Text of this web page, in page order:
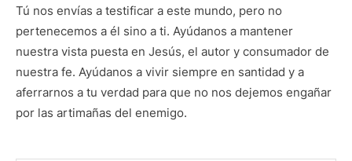
Tú nos envías a testificar a este mundo, pero no
pertenecemos a él sino a ti. Ayúdanos a mantener
nuestra vista puesta en Jesús, el autor y consumador de
nuestra fe. Ayúdanos a vivir siempre en santidad y a
aferrarnos a tu verdad para que no nos dejemos engañar
por las artimañas del enemigo.